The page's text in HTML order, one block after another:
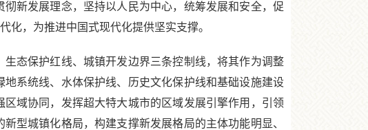
新发展理念，坚持以人民为中心，统筹发展和安全，促
化，为推进中国式现代化提供坚实支撑。
态保护红线、城镇开发边界三条控制线，将其作为调整
系统线、水体保护线、历史文化保护线和基础设施建设
域协同，发挥超大特大城市的区域发展引擎作用，引领
型城镇化格局，构建支撑新发展格局的主体功能明显、